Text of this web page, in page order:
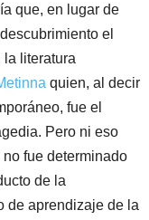
que, en lugar de
el
la literatura
quien, al decir
fue el
Pero ni eso
fue determinado
de la
de aprendizaje de la